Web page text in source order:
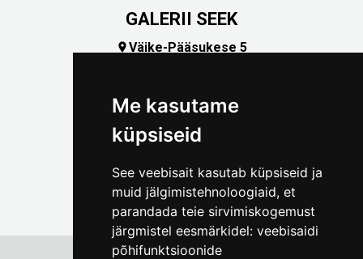
Me kasutame
küpsiseid
See veebisait kasutab küpsiseid ja
muid jälgimistehnoloogiaid, et
parandada teie sirvimiskogemust
järgmistel eesmärkidel: veebisaidi
põhifunktsioonide
GALERII SEEK
Väike-Pääsukese 5